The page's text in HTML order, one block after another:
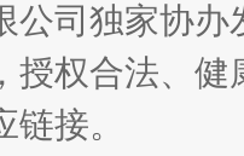
公司独家协
授权合法、
接。